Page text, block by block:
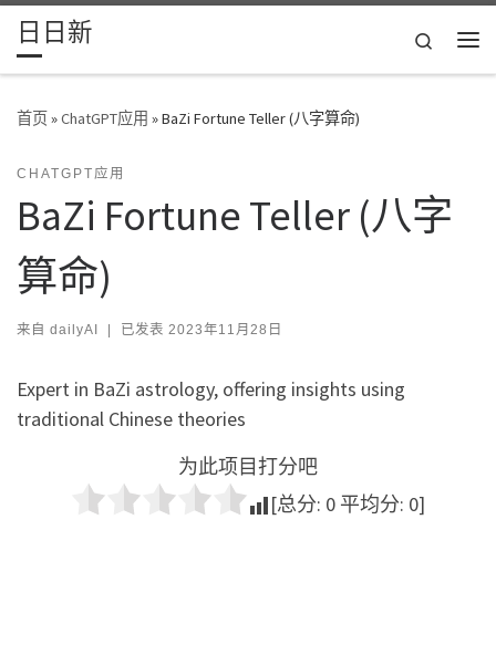
Skip to content
日日新
Search
首页»ChatGPT应用 »BaZi Fortune Teller (八字算命)
CHATGPT应用
BaZi Fortune Teller (八字
算命)
来自 dailyAI | 已发表 2023年11月28日
Expert in BaZi astrology, offering insights using
traditional Chinese theories
为此项目打分吧
[总分: 0 平均分: 0]